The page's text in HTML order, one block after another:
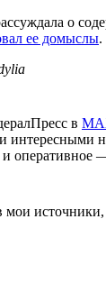
о
ее домыслы.
в
интересными
оперативное
мои